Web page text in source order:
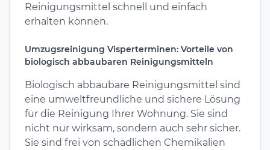
Reinigungsmittel schnell und einfach
erhalten können.
Umzugsreinigung Visperterminen: Vorteile von
biologisch abbaubaren Reinigungsmitteln
Biologisch abbaubare Reinigungsmittel sind
eine umweltfreundliche und sichere Lösung
für die Reinigung Ihrer Wohnung. Sie sind
nicht nur wirksam, sondern auch sehr sicher.
Sie sind frei von schädlichen Chemikalien